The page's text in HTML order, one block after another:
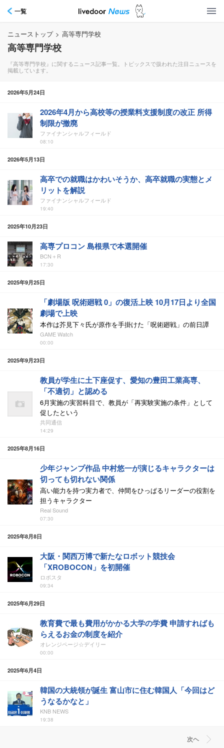
一覧
ニューストップ > 高等専門学校
高等専門学校
『高等専門学校』に関するニュース記事一覧。トピックスで扱われた注目ニュースを
掲載しています。
2026年5月24日
2026年4月から高校等の授業料支援制度の改正 所得
制限が撤廃
ファイナンシャルフィールド
08:10
2026年5月13日
高卒での就職はかわいそうか、高卒就職の実態とメ
リットを解説
ファイナンシャルフィールド
19:40
2025年10月23日
高専プロコン 島根県で本選開催
BCN＋R
17:30
2025年9月25日
「劇場版 呪術廻戦 0」の復活上映 10月17日より全国
劇場で上映
本作は芥見下々氏が原作を手掛けた「呪術廻戦」の前日譚
GAME Watch
00:00
2025年9月23日
教員が学生に土下座促す、愛知の豊田工業高専、
「不適切」と認める
6月実施の実習科目で、教員が「再実験実施の条件」として
促したという
共同通信
14:29
2025年8月16日
少年ジャンプ作品 中村悠一が演じるキャラクターは
切っても切れない関係
高い能力を持つ実力者で、仲間をひっぱるリーダーの役割を
担うキャラクター
Real Sound
07:30
2025年8月8日
大阪・関西万博で新たなロボット競技会
「XROBOCON」を初開催
ロボスタ
09:34
2025年6月29日
教育費で最も費用がかかる大学の学費 申請すればも
らえるお金の制度を紹介
オレンジページ☆デイリー
00:00
2025年6月4日
韓国の大統領が誕生 富山市に住む韓国人「今回はど
うなるかなと」
KNB NEWS
19:38
次ヘ